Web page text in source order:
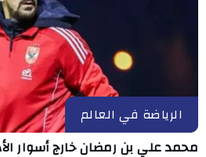
الرياضة في العالم
محمد علي بن رمضان خارج أسوار